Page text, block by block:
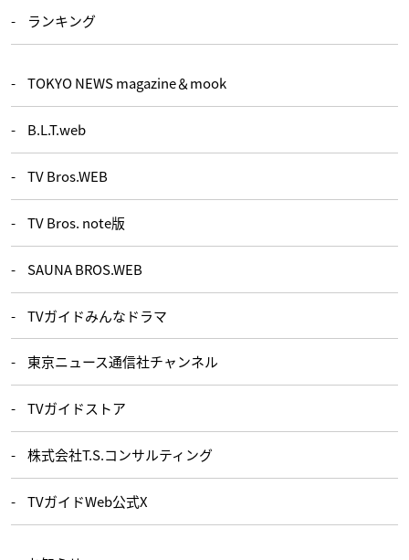
ランキング
TOKYO NEWS magazine＆mook
B.L.T.web
TV Bros.WEB
TV Bros. note版
SAUNA BROS.WEB
TVガイドみんなドラマ
東京ニュース通信社チャンネル
TVガイドストア
株式会社T.S.コンサルティング
TVガイドWeb公式X